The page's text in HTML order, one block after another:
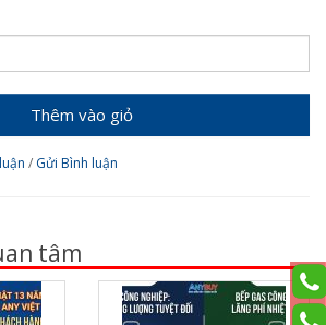
Thêm vào giỏ
/ Gửi Bình luận
tâm